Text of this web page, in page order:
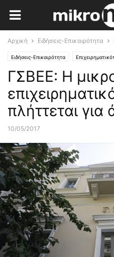
Αρχική Ειδήσεις-Επικαιρότητα
Ειδήσεις-Επικαιρότητα
Ασφαλιστικό
ΓΣΒΕΕ: Η
πλήττεται
10/05/2017